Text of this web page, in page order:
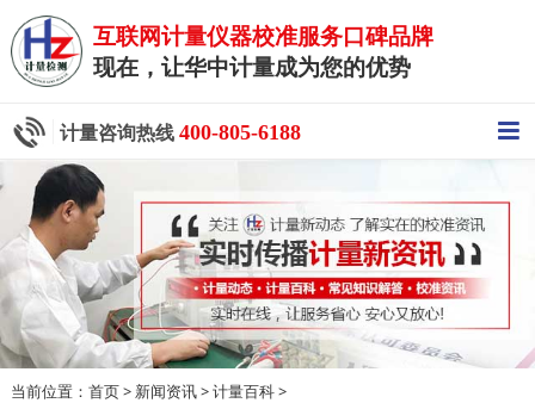
互联网计量仪器校准服务口碑品牌
现在，让华中计量成为您的优势
计量咨询热线 400-805-6188
当前位置： 首页> 新闻资讯> 计量百科>